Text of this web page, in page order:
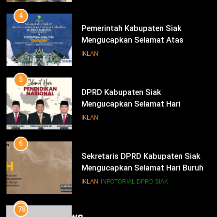
4
Pemerintah Kabupaten Siak
Mengucapkan Selamat Atas
Pengambilan Sumpah Jabatan
IKLAN
5
DPRD Kabupaten Siak
Mengucapkan Selamat Hari
Pendidikan Nasional
IKLAN
6
Sekretaris DPRD Kabupaten Siak
Mengucapkan Selamat Hari Buruh
IKLAN INFOTORIAL DPRD SIAK
7
Alfedri; Upaya Pemerintah Bersama